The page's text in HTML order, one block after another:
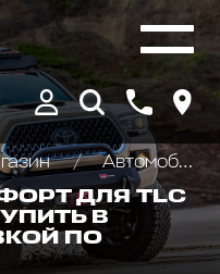
Автомобильные палатки, Туризм и отдых
ДЛЯ TLC
В
ПО